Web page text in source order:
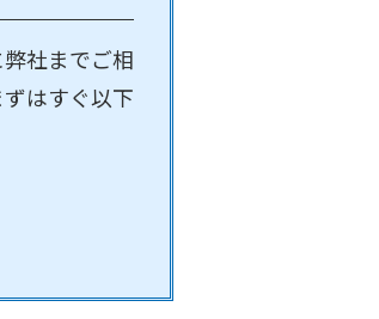
社までご相
はすぐ以下